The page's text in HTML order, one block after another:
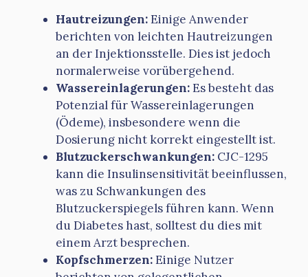
Hautreizungen:Einige Anwender
berichten von leichten Hautreizungen
an der Injektionsstelle. Dies ist jedoch
normalerweise vorübergehend.
Wassereinlagerungen:Es besteht das
Potenzial für Wassereinlagerungen
(Ödeme), insbesondere wenn die
Dosierung nicht korrekt eingestellt ist.
Blutzuckerschwankungen: CJC-1295
kann die Insulinsensitivität beeinflussen,
was zu Schwankungen des
Blutzuckerspiegels führen kann. Wenn
du Diabetes hast, solltest du dies mit
einem Arzt besprechen.
Kopfschmerzen:Einige Nutzer